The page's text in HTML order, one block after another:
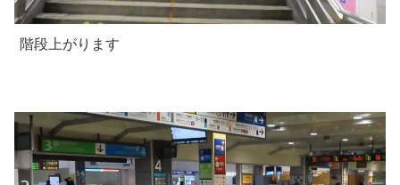
階段上がります